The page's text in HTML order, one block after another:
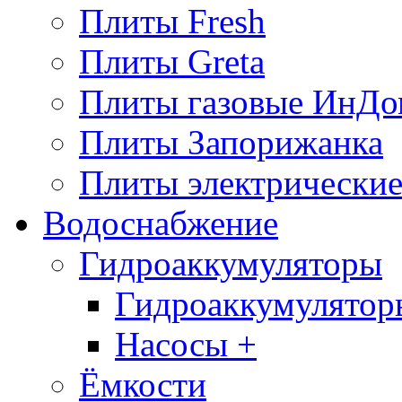
Плиты Fresh
Плиты Greta
Плиты газовые
Плиты Запорижанка
Плиты
Водоснабжение
Гидроаккумуляторы
Насосы +
Ёмкости